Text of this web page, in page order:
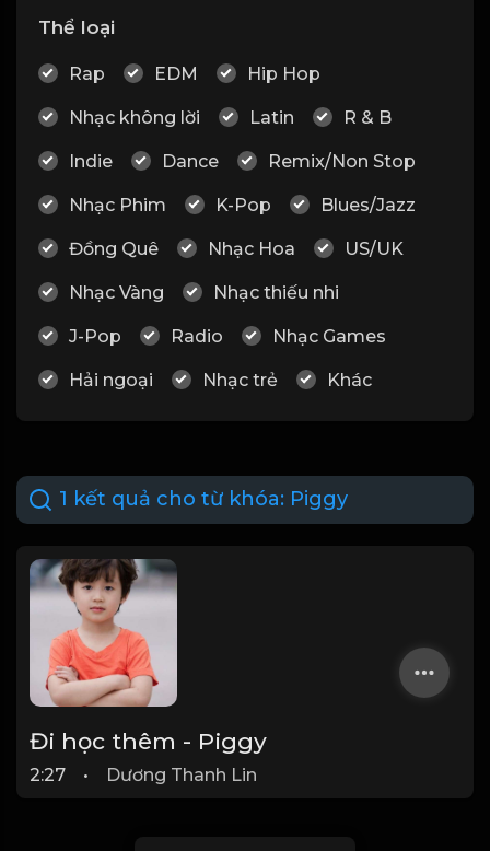
Thể loại
Rap EDM Hip Hop
Nhạc không lời Latin R & B
Indie Dance Remix/Non Stop
Nhạc Phim K-Pop Blues/Jazz
Đồng Quê Nhạc Hoa US/UK
Nhạc Vàng Nhạc thiếu nhi
J-Pop Radio Nhạc Games
Hải ngoại Nhạc trẻ Khác
1 kết quả cho từ khóa: Piggy
Đi học thêm - Piggy
2:27 • Dương Thanh Lin